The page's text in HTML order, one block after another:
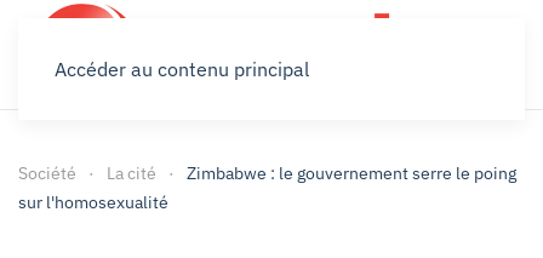
Accéder au contenu principal
Société La cité
Zimbabwe : le gouvernement serre le poing
sur l'homosexualité